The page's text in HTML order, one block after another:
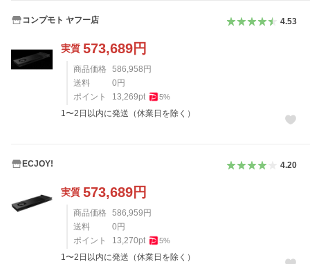
コンプモト ヤフー店 4.53
実質 573,689円
商品価格 586,958 円
送料
0 円
ポイント
13,269pt 5%
1〜2日以内に発送（休業日を除く）
ECJOY! 4.20
実質 573,689円
商品価格 586,959 円
送料
0 円
ポイント
13,270pt 5%
1〜2日以内に発送（休業日を除く）